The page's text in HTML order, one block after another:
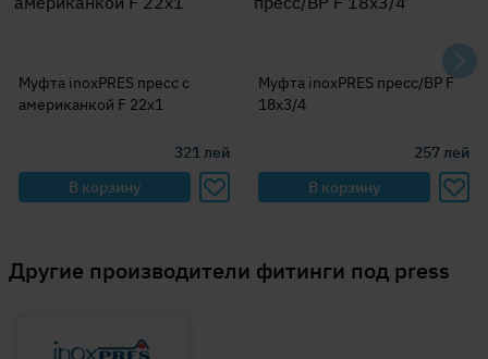
Муфта inoxPRES пресс с
американкой F 22x1
321лей
В корзину
Муфта inoxPRES пресс/BP F
18x3/4
257лей
В корзину
Другие производители фитинги под press